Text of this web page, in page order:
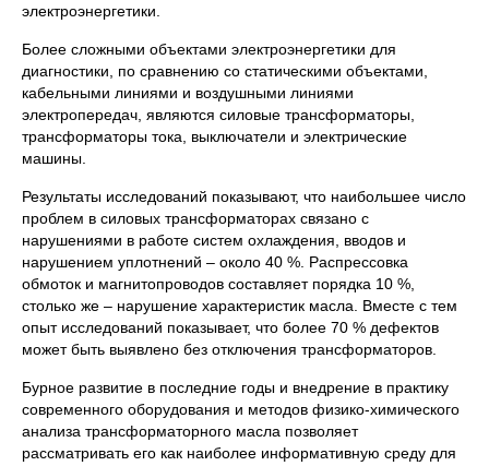
электроэнергетики.
Более сложными объектами электроэнергетики для
диагностики, по сравнению со статическими объектами,
кабельными линиями и воздушными линиями
электропередач, являются силовые трансформаторы,
трансформаторы тока, выключатели и электрические
машины.
Результаты исследований показывают, что наибольшее число
проблем в силовых трансформаторах связано с
нарушениями в работе систем охлаждения, вводов и
нарушением уплотнений – около 40 %. Распрессовка
обмоток и магнитопроводов составляет порядка 10 %,
столько же – нарушение характеристик масла. Вместе с тем
опыт исследований показывает, что более 70 % дефектов
может быть выявлено без отключения трансформаторов.
Бурное развитие в последние годы и внедрение в практику
современного оборудования и методов физико-химического
анализа трансформаторного масла позволяет
рассматривать его как наиболее информативную среду для